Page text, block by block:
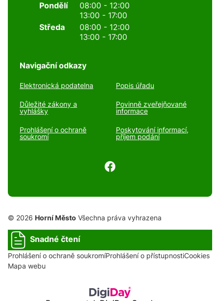
Pondělí
08:00 - 12:00
13:00 - 17:00
Středa
08:00 - 12:00
13:00 - 17:00
Navigační odkazy
Elektronická podatelna Popis úřadu
Důležité zákony a
vyhlášky
Povinně zveřejňované
informace
Prohlášení o ochraně
soukromí
Poskytování informací,
příjem podání
© 2026 Horní Město Všechna práva vyhrazena
Snadné čtení
Prohlášení o ochraně soukromíProhlášení o přístupnostiCookies
Mapa webu